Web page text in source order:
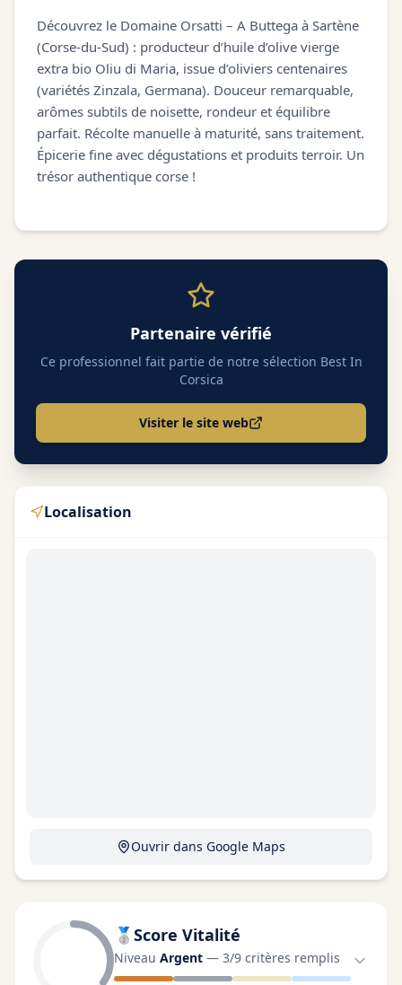
Découvrez le Domaine Orsatti – A Buttega à Sartène
(Corse-du-Sud) : producteur d’huile d’olive vierge
extra bio Oliu di Maria, issue d’oliviers centenaires
(variétés Zinzala, Germana). Douceur remarquable,
arômes subtils de noisette, rondeur et équilibre
parfait. Récolte manuelle à maturité, sans traitement.
Épicerie fine avec dégustations et produits terroir. Un
trésor authentique corse !
Partenaire vérifié
Ce professionnel fait partie de notre sélection Best In
Corsica
Visiter le site web
Localisation
Ouvrir dans Google Maps
🥈 Score Vitalité
Niveau Argent — 3/9 critères remplis